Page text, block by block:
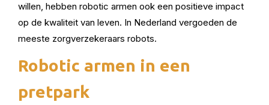
willen, hebben robotic armen ook een positieve impact
op de kwaliteit van leven. In Nederland vergoeden de
meeste zorgverzekeraars robots.
Robotic armen in een
pretpark